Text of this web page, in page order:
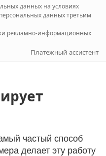
данных на условиях
данных третьим
рекламно-информационных
Платежный ассистент
частый способ
делает эту работу